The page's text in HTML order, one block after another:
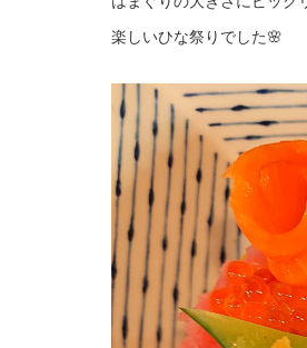
楽しいひな祭りでした🌸